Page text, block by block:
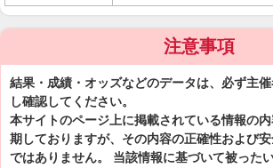
注意事項
結果・成績・オッズなどのデータは、必ず主
し確認してください。
本サイトのページ上に掲載されている情報の
期しておりますが、その内容の正確性および
ではありません。 当該情報に基づいて被った